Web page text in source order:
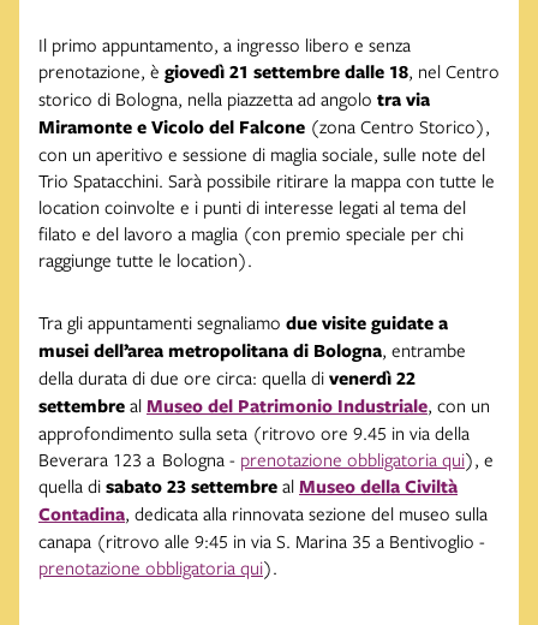
Il primo appuntamento, a ingresso libero e senza
prenotazione, è giovedì 21 settembre dalle 18, nel Centro
storico di Bologna, nella piazzetta ad angolo tra via
Miramonte e Vicolo del Falcone (zona Centro Storico),
con un aperitivo e sessione di maglia sociale, sulle note del
Trio Spatacchini. Sarà possibile ritirare la mappa con tutte le
location coinvolte e i punti di interesse legati al tema del
filato e del lavoro a maglia (con premio speciale per chi
raggiunge tutte le location).
Tra gli appuntamenti segnaliamo due visite guidate a
musei dell’area metropolitana di Bologna, entrambe
della durata di due ore circa: quella di venerdì 22
settembre al Museo del Patrimonio Industriale, con un
approfondimento sulla seta (ritrovo ore 9.45 in via della
Beverara 123 a Bologna - prenotazione obbligatoria qui), e
quella di sabato 23 settembre al Museo della Civiltà
Contadina, dedicata alla rinnovata sezione del museo sulla
canapa (ritrovo alle 9:45 in via S. Marina 35 a Bentivoglio -
prenotazione obbligatoria qui).